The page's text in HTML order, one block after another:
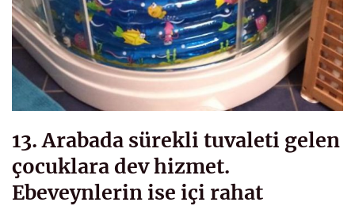
13. Arabada sürekli tuvaleti gelen
çocuklara dev hizmet.
Ebeveynlerin ise içi rahat